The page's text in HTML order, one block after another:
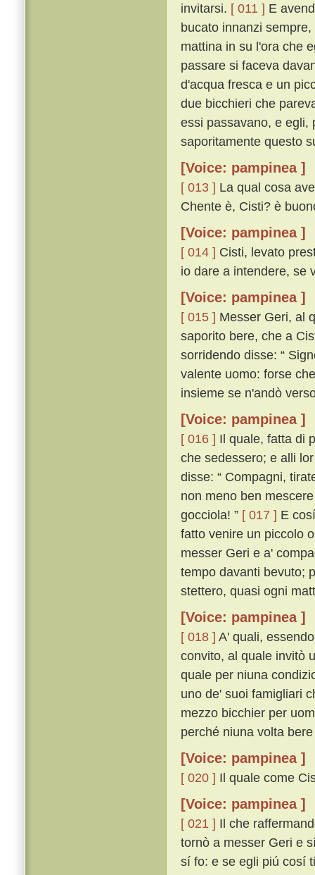
invitarsi. [ 011 ] E
bucato innanzi
mattina in su l'ora che
passare si faceva
d'acqua fresca e un
due bicchieri che
essi passavano, e egli,
saporitamente questo
[Voice: pampinea ]
[ 013 ] La qual cosa
Chente è, Cisti? è
[Voice: pampinea ]
[ 014 ] Cisti, levato
io dare a intendere, se
[Voice: pampinea ]
[ 015 ] Messer Geri, al
saporito bere, che a
sorridendo disse: “
valente uomo: forse
insieme se n'andò
[Voice: pampinea ]
[ 016 ] Il quale, fatta di
che sedessero; e alli
disse: “ Compagni,
non meno ben
gocciola! ” [ 017 ] E
fatto venire un piccolo
messer Geri e a'
tempo davanti bevuto;
stettero, quasi ogni
[Voice: pampinea ]
[ 018 ] A' quali,
convito, al quale invitò
quale per niuna
uno de' suoi famigliari
mezzo bicchier per
perché niuna volta
[Voice: pampinea ]
[ 020 ] Il quale come
[Voice: pampinea ]
[ 021 ] Il che
tornò a messer Geri e
sí fo: e se egli piú cosí